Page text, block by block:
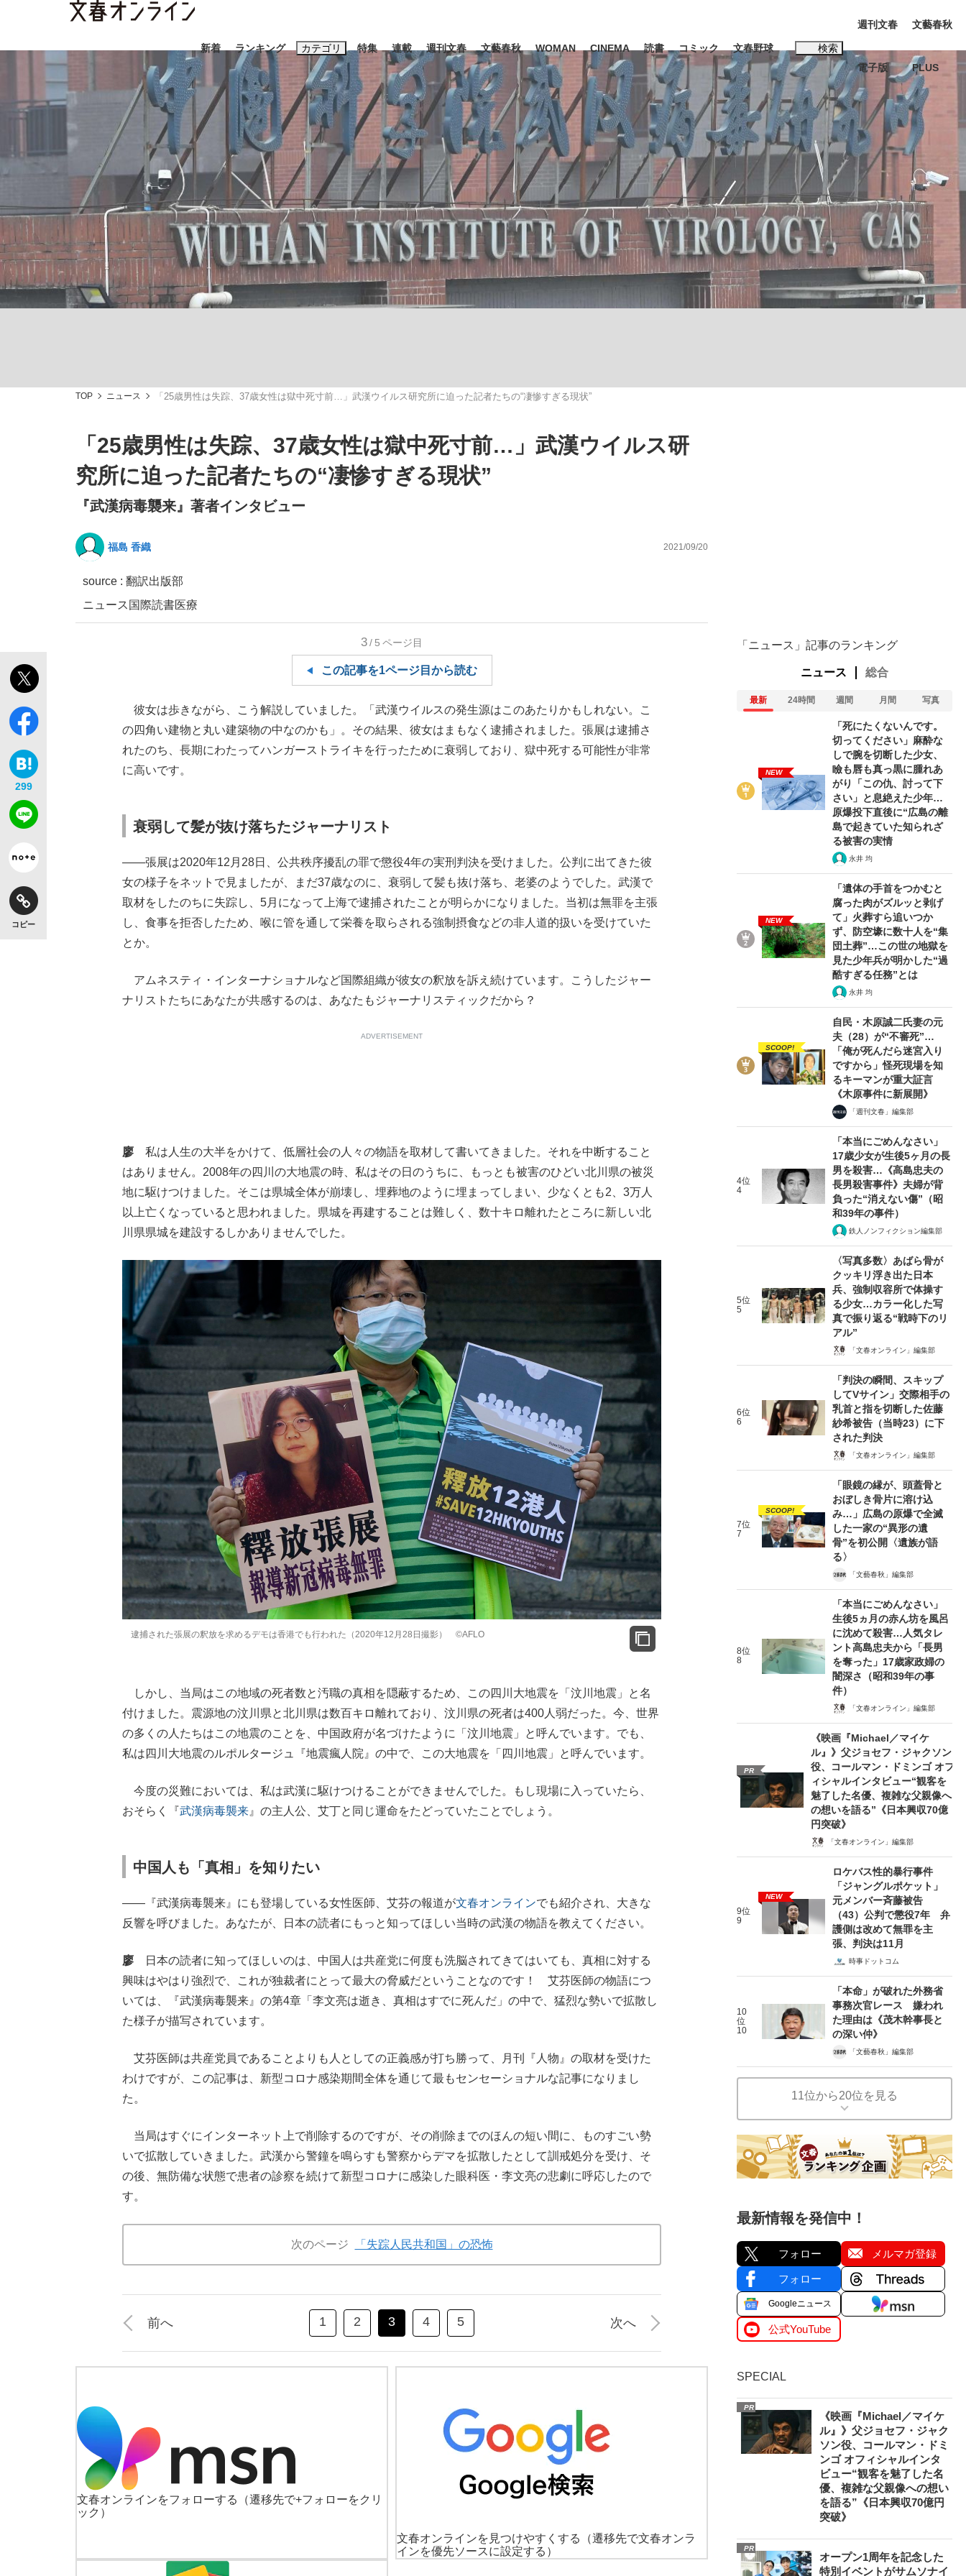
新着 ランキング カテゴリ
スクープ ニュース エンタメ ライフ ビジネス インタビュー 読書
「90%は失敗する。でも…」本田圭佑が初めて明かした日本代表監督に... 「最悪の空気のまま解散」WBC日本代表“敗戦”の真実 選手が明かす...
「敗因分析は一切聞かれなかった」侍ジャパン選手が証言した“NPB聞... 「クマが悪者扱いされているのが悲しい」『北の国から』倉本聰氏（91...
「目標達成できなかったからと言って…」サッカー日本代表・森保一監督...
もっと見る
特集
終戦から81年
観る将棋、読む将棋
キングの誕生を、目撃せよ。
連載 週刊文春 文藝春秋 WOMAN CINEMA 読書 コミック 文春野球 検索
キーワード入力
おすすめのキーワードタグ一覧
#藤田晋 #三山凌輝 #高市早苗 #後藤真希 #森岡毅 #城彰二 #内田有紀
#松田聖子
#玉木雄一郎
#亀和田武
週刊文春
電子版
文藝春秋
PLUS
TOP ニュース 「25歳男性は失踪、37歳女性は獄中死寸前…」武漢ウイルス研究所に迫った記者たちの“凄惨すぎる現状”
「25歳男性は失踪、37歳女性は獄中死寸前…」武漢ウイルス研
究所に迫った記者たちの“凄惨すぎる現状”
『武漢病毒襲来』著者インタビュー
福島 香織 2021/09/20
source : 翻訳出版部
ニュース 国際読書医療
299
コピー
3/5 ページ目
この記事を1ページ目から読む
彼女は歩きながら、こう解説していました。「武漢ウイルスの発生源はこのあたりかもしれない。こ
の四角い建物と丸い建築物の中なのかも」。その結果、彼女はまもなく逮捕されました。張展は逮捕さ
れたのち、長期にわたってハンガーストライキを行ったために衰弱しており、獄中死する可能性が非常
に高いです。
衰弱して髪が抜け落ちたジャーナリスト
――張展は2020年12月28日、公共秩序擾乱の罪で懲役4年の実刑判決を受けました。公判に出てきた彼
女の様子をネットで見ましたが、まだ37歳なのに、衰弱して髪も抜け落ち、老婆のようでした。武漢で
取材をしたのちに失踪し、5月になって上海で逮捕されたことが明らかになりました。当初は無罪を主張
し、食事を拒否したため、喉に管を通して栄養を取らされる強制摂食などの非人道的扱いを受けていた
とか。
アムネスティ・インターナショナルなど国際組織が彼女の釈放を訴え続けています。こうしたジャー
ナリストたちにあなたが共感するのは、あなたもジャーナリスティックだから？
ADVERTISEMENT
廖 私は人生の大半をかけて、低層社会の人々の物語を取材して書いてきました。それを中断すること
はありません。2008年の四川の大地震の時、私はその日のうちに、もっとも被害のひどい北川県の被災
地に駆けつけました。そこは県城全体が崩壊し、埋葬地のように埋まってしまい、少なくとも2、3万人
以上亡くなっていると思われました。県城を再建することは難しく、数十キロ離れたところに新しい北
川県県城を建設するしかありませんでした。
逮捕された張展の釈放を求めるデモは香港でも行われた（2020年12月28日撮影） ©AFLO
しかし、当局はこの地域の死者数と汚職の真相を隠蔽するため、この四川大地震を「汶川地震」と名
付けました。震源地の汶川県と北川県は数百キロ離れており、汶川県の死者は400人弱だった。今、世界
の多くの人たちはこの地震のことを、中国政府が名づけたように「汶川地震」と呼んでいます。でも、
私は四川大地震のルポルタージュ『地震瘋人院』の中で、この大地震を「四川地震」と呼んでいます。
今度の災難においては、私は武漢に駆けつけることができませんでした。もし現場に入っていたら、
おそらく『武漢病毒襲来 』の主人公、艾丁と同じ運命をたどっていたことでしょう。
中国人も「真相」を知りたい
――『武漢病毒襲来』にも登場している女性医師、艾芬の報道が文春オンラインでも紹介され、大きな
反響を呼びました。あなたが、日本の読者にもっと知ってほしい当時の武漢の物語を教えてください。
廖
日本の読者に知ってほしいのは、中国人は共産党に何度も洗脳されてきてはいても、真相に対する
興味はやはり強烈で、これが独裁者にとって最大の脅威だということなのです！ 艾芬医師の物語につ
いては、『武漢病毒襲来』の第4章「李文亮は逝き、真相はすでに死んだ」の中で、猛烈な勢いで拡散し
た様子が描写されています。
艾芬医師は共産党員であることよりも人としての正義感が打ち勝って、月刊『人物』の取材を受けた
わけですが、この記事は、新型コロナ感染期間全体を通じて最もセンセーショナルな記事になりまし
た。
当局はすぐにインターネット上で削除するのですが、その削除までのほんの短い間に、ものすごい勢
いで拡散していきました。武漢から警鐘を鳴らすも警察からデマを拡散したとして訓戒処分を受け、そ
の後、無防備な状態で患者の診察を続けて新型コロナに感染した眼科医・李文亮の悲劇に呼応したので
す。
次のページ 「失踪人民共和国」の恐怖
前へ 1 2 3 4 5 次へ
文春オンラインをフォローする
（遷移先で+フォローをクリ
ック）
文春オンラインを見つけやすくする
（遷移先で文春オンラ
インを優先ソースに設定する）
「ニュース」記事のランキング
ニュース 総合
最新 24時間 週間 月間 写真
NEW
「死にたくないんです。
切ってください」麻酔な
しで腕を切断した少女、
瞼も唇も真っ黒に腫れあ
がり「この仇、討って下
さい」と息絶えた少年…
原爆投下直後に“広島の離
島で起きていた知られざ
る被害の実情
永井 均
NEW
「遺体の手首をつかむと
腐った肉がズルッと剥げ
て」火葬すら追いつか
ず、防空壕に数十人を“集
団土葬”…この世の地獄を
見た少年兵が明かした“過
酷すぎる任務”とは
永井 均
SCOOP!
自民・木原誠二氏妻の元
夫（28）が“不審死”…
「俺が死んだら迷宮入り
ですから」怪死現場を知
るキーマンが重大証言
《木原事件に新展開》
「週刊文春」編集部
4位
4
「本当にごめんなさい」
17歳少女が生後5ヶ月の長
男を殺害…《高島忠夫の
長男殺害事件》夫婦が背
負った“消えない傷”（昭
和39年の事件）
鉄人ノンフィクション編集部
5位
5
〈写真多数〉あばら骨が
クッキリ浮き出た日本
兵、強制収容所で体操す
る少女…カラー化した写
真で振り返る“戦時下のリ
アル”
「文春オンライン」編集部
6位
6
「判決の瞬間、スキップ
してVサイン」交際相手の
乳首と指を切断した佐藤
紗希被告（当時23）に下
された判決
「文春オンライン」編集部
7位
7
SCOOP!
「眼鏡の縁が、頭蓋骨と
おぼしき骨片に溶け込
み…」広島の原爆で全滅
した一家の“異形の遺
骨”を初公開〈遺族が語
る〉
「文藝春秋」編集部
8位
8
「本当にごめんなさい」
生後5ヵ月の赤ん坊を風呂
に沈めて殺害…人気タレ
ント高島忠夫から「長男
を奪った」17歳家政婦の
闇深さ（昭和39年の事
件）
「文春オンライン」編集部
PR
《映画『Michael／マイケ
ル』》父ジョセフ・ジャクソン
役、コールマン・ドミンゴ オフ
ィシャルインタビュー“観客を
魅了した名優、複雑な父親像へ
の想いを語る”《日本興収70億
円突破》
「文春オンライン」編集部
9位
9
NEW
ロケバス性的暴行事件
「ジャングルポケット」
元メンバー斉藤被告
（43）公判で懲役7年 弁
護側は改めて無罪を主
張、判決は11月
時事ドットコム
10
位
10
「本命」が破れた外務省
事務次官レース 嫌われ
た理由は《茂木幹事長と
の深い仲》
「文藝春秋」編集部
11位から20位を見る
最新情報を発信中！
フォロー メルマガ登録
フォロー
Googleニュース
公式YouTube
SPECIAL
PR
《映画『Michael／マイケ
ル』》父ジョセフ・ジャク
ソン役、コールマン・ドミ
ンゴ オフィシャルインタ
ビュー“観客を魅了した名
優、複雑な父親像への想い
を語る”《日本興収70億円
突破》
PR
オープン1周年を記念した
特別イベントがサムソナイ